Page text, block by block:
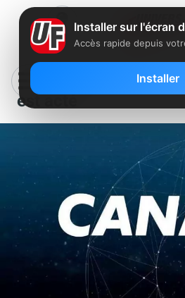
Le divorce entre
est acté
Installer sur l'écran
Accès rapide depuis
Installer